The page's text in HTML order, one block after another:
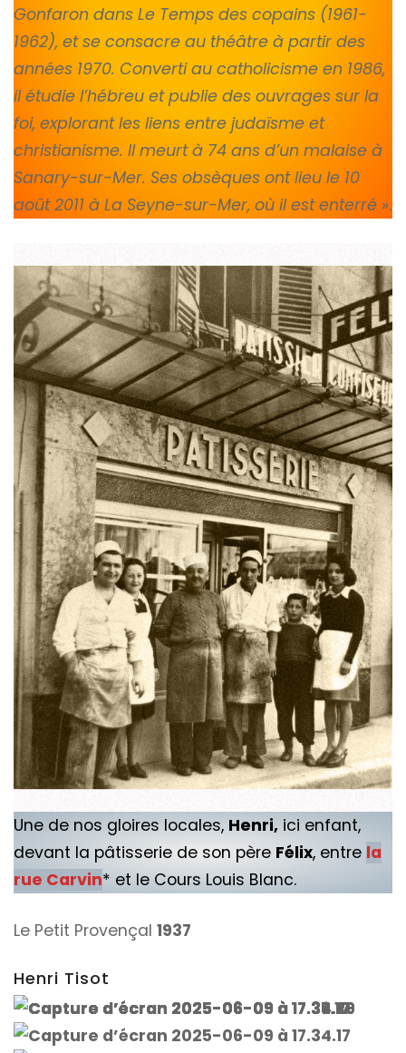
Gonfaron dans Le Temps des copains (1961-
1962), et se consacre au théâtre à partir des
années 1970. Converti au catholicisme en 1986,
il étudie l’hébreu et publie des ouvrages sur la
foi, explorant les liens entre judaïsme et
christianisme. Il meurt à 74 ans d’un malaise à
Sanary-sur-Mer. Ses obsèques ont lieu le 10
août 2011 à La Seyne-sur-Mer, où il est enterré ».
Une de nos gloires locales, Henri, ici enfant,
devant la pâtisserie de son père Félix, entre la
rue Carvin* et le Cours Louis Blanc.
Le Petit Provençal 1937
Henri Tisot